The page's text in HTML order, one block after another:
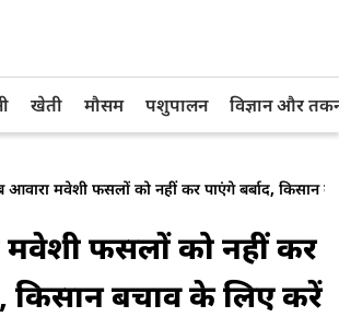
खेती मौसम पशुपालन विज्ञान और
आवारा मवेशी फसलों को नहीं कर पाएंगे बर्बाद, किसान
फसलों को नहीं कर
किसान बचाव के लिए करें